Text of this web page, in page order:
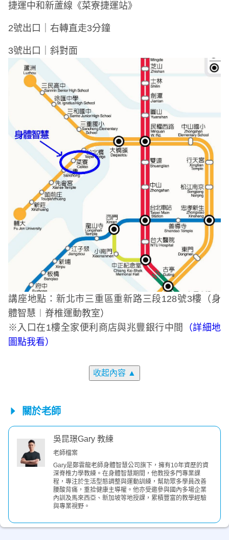
捷運中和新蘆線《菜寮捷運站》
2號出口｜右轉直走3分鐘
3號出口｜斜對面
講座地點： 新北市三重區重新路三段128號3樓（身
體智慧︱脊椎運動教室）
※入口在1樓全家便利商店與兆豐銀行中間
（詳細地
圖點我看）
收起內容 ▲
關於老師
吳昆璟Gary 教練
老師檔案
Gary是鄭雲龍老師身體智慧公司旗下，擁有10年資歷的資
深脊椎力學教練。在身體智慧期間，他教授多門專業課
程，專注於生活型態調整與運動訓練，幫助眾多學員改善
腰酸背痛，重拾健康主導權。他亦受邀參與國內多場企業
內訓及馬來西亞、新加坡等地授課，累積豐富的教學經驗
與專業視野。